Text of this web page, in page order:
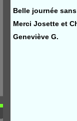
Belle journée
Merci Josette et
Geneviève G.